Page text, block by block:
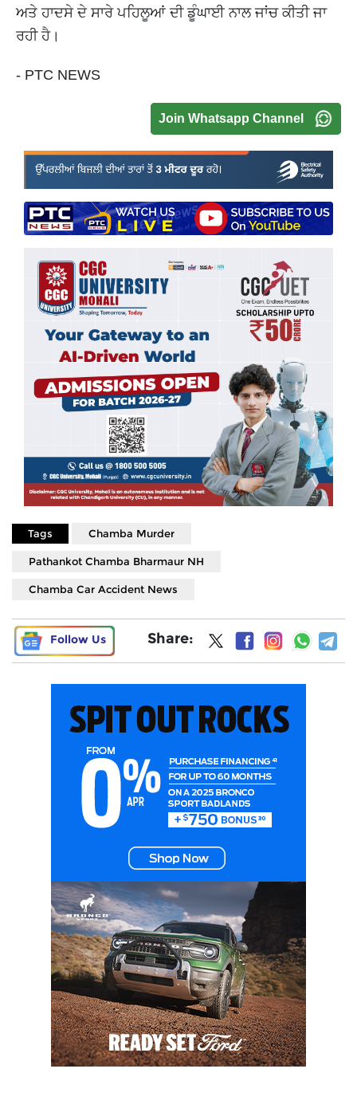
ਅਤੇ ਹਾਦਸੇ ਦੇ ਸਾਰੇ ਪਹਿਲੂਆਂ ਦੀ ਡੂੰਘਾਈ ਨਾਲ ਜਾਂਚ ਕੀਤੀ ਜਾ
ਰਹੀ ਹੈ।
- PTC NEWS
Join Whatsapp Channel
Tags Chamba Murder
Pathankot Chamba Bharmaur NH
Chamba Car Accident News
Follow Us Share: